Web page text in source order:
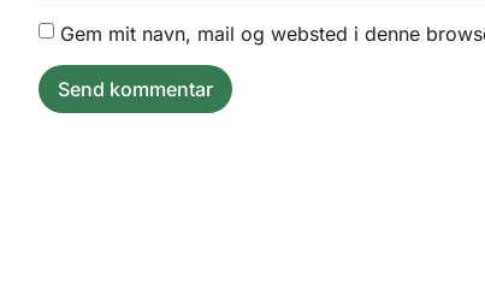
Gem mit navn, mail og websted i denne